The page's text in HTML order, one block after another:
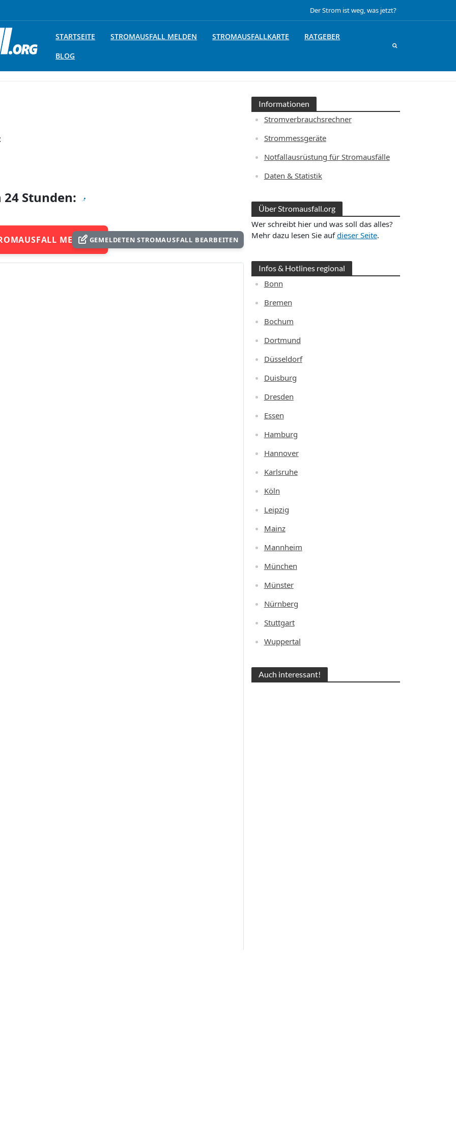
Der Strom ist weg, was jetzt?
STARTSEITE STROMAUSFALL MELDEN STROMAUSFALLKARTE
RATGEBER
BLOG
Stunden:
MELDENGEMELDETEN STROMAUSFALL BEARBEITEN
Informationen
Stromverbrauchsrechner
Strommessgeräte
Notfallausrüstung für Stromausfälle
Daten & Statistik
Über Stromausfall.org
Wer schreibt hier und was soll das alles?
Mehr dazu lesen Sie aufdieser Seite.
Infos & Hotlines regional
Bonn
Bremen
Bochum
Dortmund
Düsseldorf
Duisburg
Dresden
Essen
Hamburg
Hannover
Karlsruhe
Köln
Leipzig
Mainz
Mannheim
München
Münster
Nürnberg
Stuttgart
Wuppertal
Auch interessant!